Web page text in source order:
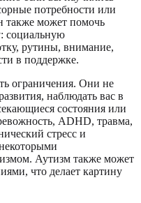
потребности или
также может помочь
социальную
рутины, внимание,
в поддержке.
ограничения. Они не
наблюдать вас в
состояния или
ADHD, травма,
стресс и
Аутизм также может
что делает картину